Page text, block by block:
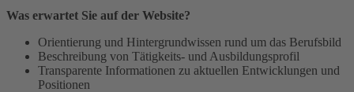
Was erwartet Sie auf der Website?
Orientierung und Hintergrundwissen rund um das Berufsbild
Beschreibung von Tätigkeits- und Ausbildungsprofil
Transparente Informationen zu aktuellen Entwicklungen und
Positionen